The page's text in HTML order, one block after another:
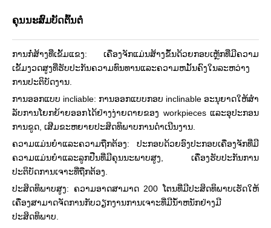
ຄຸນນະສົມບັດຕົ້ນຕໍ
ການກໍ່ສ້າງທີ່ເຂັ້ມແຂງ: ເຄື່ອງຈັກແມ່ນສ້າງຂຶ້ນດ້ວຍກອບເຫຼັກທີ່ມີຄວາມ
ເຂັ້ມງວດສູງທີ່ຮັບປະກັນຄວາມທົນທານແລະຄວາມຫມັ້ນຄົງໃນລະຫວ່າງ
ການປະຕິບັດງານ.
ການອອກແບບ incliable: ການອອກແບບກອບ inclinable ອະນຸຍາດໃຫ້ສໍາ
ລັບການໂຍກຍ້າຍອອກໄດ້ຢ່າງງ່າຍດາຍຂອງ workpieces ແລະອຸປະກອນ
ການຂູດ, ເສີມຂະຫຍາຍປະສິດທິພາບການດໍາເນີນງານ.
ຄວາມແມ່ນຍໍາແລະຄວາມຖືກຕ້ອງ: ປະກອບດ້ວຍອົງປະກອບເຄື່ອງຈັກທີ່ມີ
ຄວາມແມ່ນຍໍາແລະລູກປືນທີ່ມີຄຸນນະພາບສູງ, ເຄື່ອງຮັບປະກັນການ
ປະຕິບັດການເຈາະທີ່ຖືກຕ້ອງ.
ປະສິດທິພາບສູງ: ຄວາມອາດສາມາດ 200 ໂຕນທີ່ມີປະສິດທິພາບເຮັດໃຫ້
ເຄື່ອງສາມາດຈັດການກັບວຽກງານການເຈາະທີ່ມີນ້ໍາຫນັກຢ່າງມີ
ປະສິດທິພາບ.